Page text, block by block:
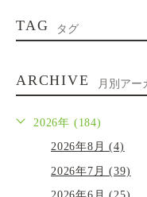
TAG タグ
ARCHIVE 月別アー
2026年 (184)
2026年8月 (4)
2026年7月 (39)